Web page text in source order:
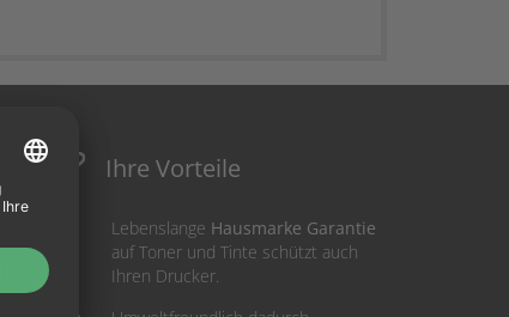
Ihre Vorteile
Lebenslange Hausmarke Garantie
auf Toner und Tinte schützt auch
Ihren Drucker.